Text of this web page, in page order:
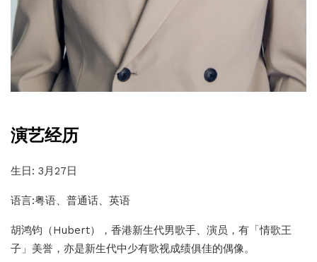
演艺经历
生日: 3月27日
语言:粤语、普通话、英语
胡鸿钧（Hubert），香港新生代男歌手、演员，有「情歌王
子」美誉，亦是新生代中少有歌视成绩俱佳的偶像。